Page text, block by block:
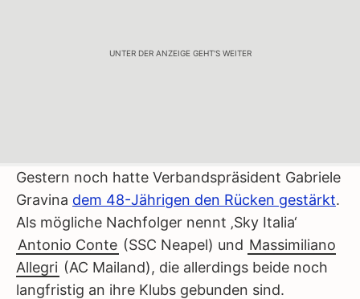
UNTER DER ANZEIGE GEHT'S WEITER
Gestern noch hatte Verbandspräsident Gabriele
Gravina dem 48-Jährigen den Rücken gestärkt.
Als mögliche Nachfolger nennt ‚Sky Italia‘
Antonio Conte (SSC Neapel) und Massimiliano
Allegri (AC Mailand), die allerdings beide noch
langfristig an ihre Klubs gebunden sind.